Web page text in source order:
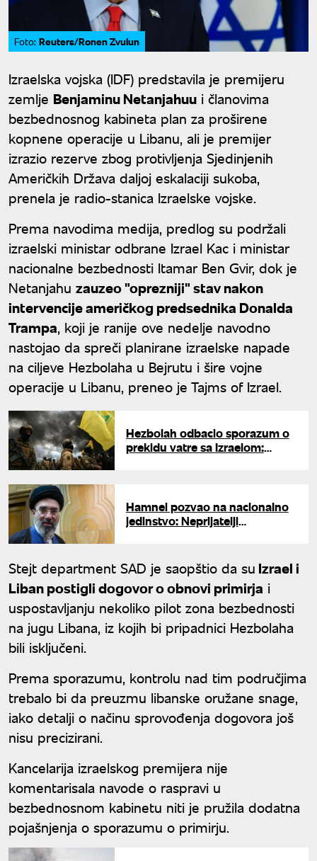
Foto: Reuters/Ronen Zvulun
Izraelska vojska (IDF) predstavila je premijeru
zemlje Benjaminu Netanjahuu i članovima
bezbednosnog kabineta plan za proširene
kopnene operacije u Libanu, ali je premijer
izrazio rezerve zbog protivljenja Sjedinjenih
Američkih Država daljoj eskalaciji sukoba,
prenela je radio-stanica Izraelske vojske.
Prema navodima medija, predlog su podržali
izraelski ministar odbrane Izrael Kac i ministar
nacionalne bezbednosti Itamar Ben Gvir, dok je
Netanjahu zauzeo "oprezniji" stav nakon
intervencije američkog predsednika Donalda
Trampa, koji je ranije ove nedelje navodno
nastojao da spreči planirane izraelske napade
na ciljeve Hezbolaha u Bejrutu i šire vojne
operacije u Libanu, preneo je Tajms of Izrael.
Hezbolah odbacio sporazum o
prekidu vatre sa Izraelom:
Hamnei pozvao na nacionalno
jedinstvo: Neprijatelji
Stejt department SAD je saopštio da su Izrael i
Liban postigli dogovor o obnovi primirja i
uspostavljanju nekoliko pilot zona bezbednosti
na jugu Libana, iz kojih bi pripadnici Hezbolaha
bili isključeni.
Prema sporazumu, kontrolu nad tim područjima
trebalo bi da preuzmu libanske oružane snage,
iako detalji o načinu sprovođenja dogovora još
nisu precizirani.
Kancelarija izraelskog premijera nije
komentarisala navode o raspravi u
bezbednosnom kabinetu niti je pružila dodatna
pojašnjenja o sporazumu o primirju.